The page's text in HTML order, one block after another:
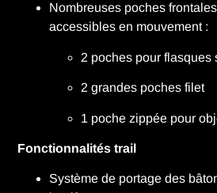
Nombreuses poches
accessibles en mouvement :
2 poches pour flasques
2 grandes poches filet
1 poche zippée pour
Fonctionnalités trail
Système de portage des